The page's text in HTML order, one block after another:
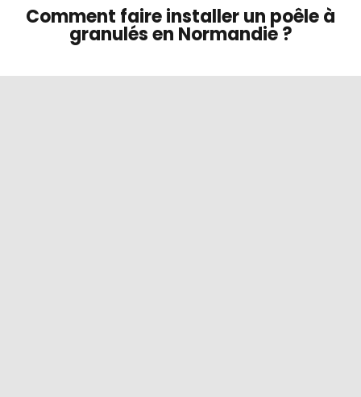
Comment faire installer un poêle à
granulés en Normandie ?